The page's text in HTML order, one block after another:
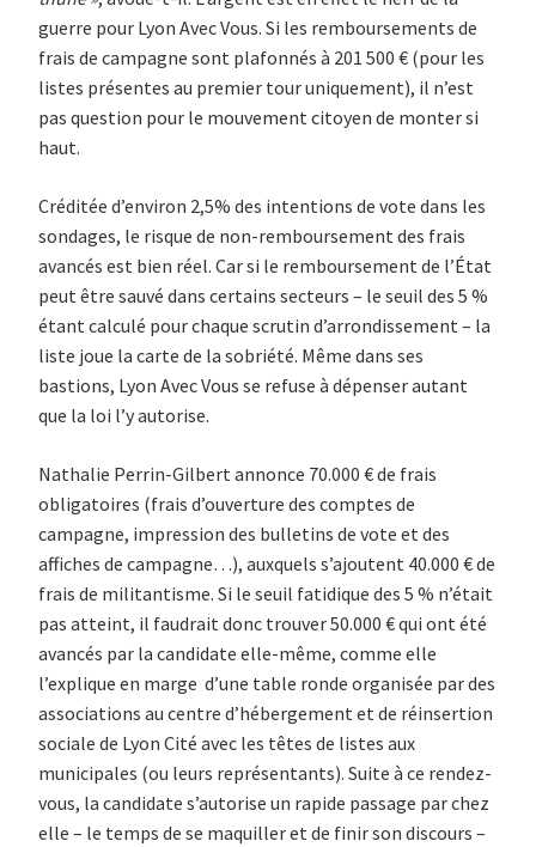
guerre pour Lyon Avec Vous. Si les remboursements de
frais de campagne sont plafonnés à 201 500 € (pour les
listes présentes au premier tour uniquement), il n’est
pas question pour le mouvement citoyen de monter si
haut.
Créditée d’environ 2,5% des intentions de vote dans les
sondages, le risque de non-remboursement des frais
avancés est bien réel. Car si le remboursement de l’État
peut être sauvé dans certains secteurs – le seuil des 5 %
étant calculé pour chaque scrutin d’arrondissement – la
liste joue la carte de la sobriété. Même dans ses
bastions, Lyon Avec Vous se refuse à dépenser autant
que la loi l’y autorise.
Nathalie Perrin-Gilbert annonce 70.000 € de frais
obligatoires (frais d’ouverture des comptes de
campagne, impression des bulletins de vote et des
affiches de campagne…), auxquels s’ajoutent 40.000 € de
frais de militantisme. Si le seuil fatidique des 5 % n’était
pas atteint, il faudrait donc trouver 50.000 € qui ont été
avancés par la candidate elle-même, comme elle
l’explique en marge d’une table ronde organisée par des
associations au centre d’hébergement et de réinsertion
sociale de Lyon Cité avec les têtes de listes aux
municipales (ou leurs représentants). Suite à ce rendez-
vous, la candidate s’autorise un rapide passage par chez
elle – le temps de se maquiller et de finir son discours –